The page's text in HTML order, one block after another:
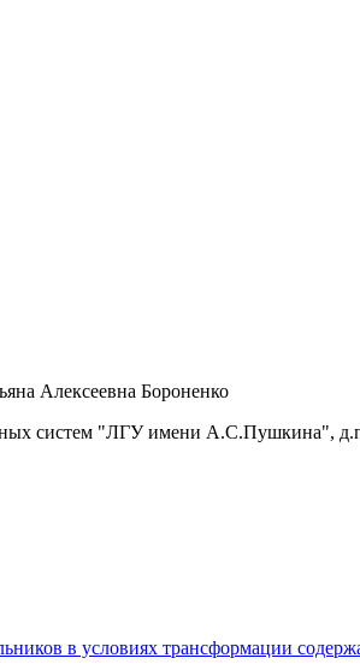
Алексеевна Бороненко
систем "ЛГУ имени А.С.Пушкина",
в условиях трансформации